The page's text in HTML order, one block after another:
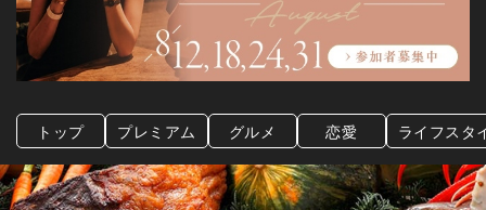
トップ プレミアム グルメ 恋愛 ライフスタ